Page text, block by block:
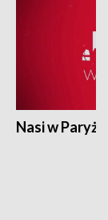
Nasi w Paryżu